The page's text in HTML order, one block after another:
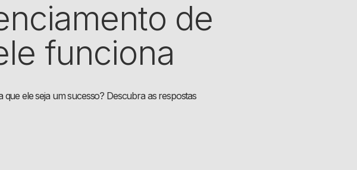
de
funciona
ele seja um sucesso? Descubra as respostas